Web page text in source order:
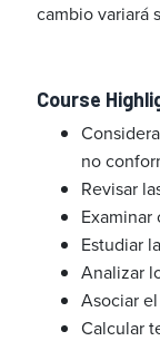
cambio variará
Course
no
Revisar
Estudiar
Analizar
Asociar
Calcular